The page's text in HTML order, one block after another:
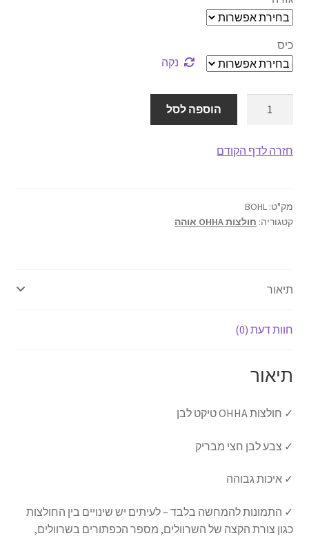
אודותינו
תנאי שימוש
יצירת קשר
כיס
נקה
אוהה
הוספה לסל
חזרה לדף הקודם
מק"ט: BOHL
קטגוריה: חולצות OHHA אוהה
תיאור
חוות דעת (0)
תיאור
✓ חולצות OHHA טיקט לבן
✓ צבע לבן חצי מבריק
✓ איכות גבוהה
✓ התמונות להמחשה בלבד – לעיתים יש שינויים בין החולצות
כגון צורת הקצה של השרוולים, מספר הכפתורים בשרוולים,